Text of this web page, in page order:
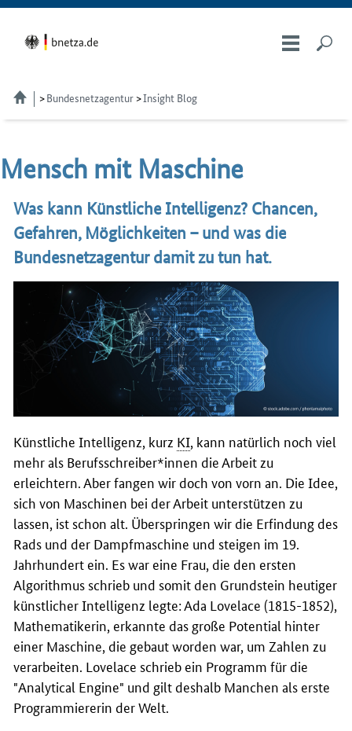
Bundesnetzagentur Insight Blog
Mensch mit Ma­schi­ne
Was kann Künstliche Intelligenz? Chancen,
Gefahren, Möglichkeiten – und was die
Bundesnetzagentur damit zu tun hat.
Künstliche Intelligenz, kurz KI, kann natürlich noch viel
mehr als Berufsschreiber*innen die Arbeit zu
erleichtern. Aber fangen wir doch von vorn an. Die Idee,
sich von Maschinen bei der Arbeit unterstützen zu
lassen, ist schon alt. Überspringen wir die Erfindung des
Rads und der Dampfmaschine und steigen im 19.
Jahrhundert ein. Es war eine Frau, die den ersten
Algorithmus schrieb und somit den Grundstein heutiger
künstlicher Intelligenz legte: Ada Lovelace (1815-1852),
Mathematikerin, erkannte das große Potential hinter
einer Maschine, die gebaut worden war, um Zahlen zu
verarbeiten. Lovelace schrieb ein Programm für die
"Analytical Engine" und gilt deshalb Manchen als erste
Programmiererin der Welt.